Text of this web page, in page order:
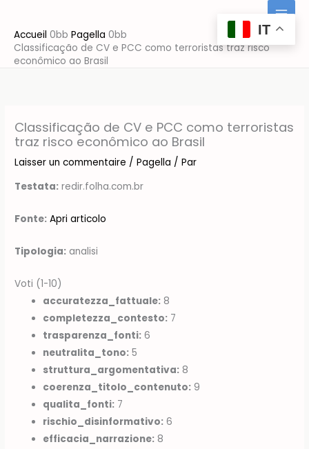
contenu
Accueil
Pagella
Classificação de CV e PCC como terroristas traz risco
econômico ao Brasil
Classificação de CV e PCC como terroristas
traz risco econômico ao Brasil
Laisser un commentaire /Pagella / Par
Testata: redir.folha.com.br
Fonte: Apri articolo
Tipologia: analisi
Voti (1-10)
accuratezza_fattuale: 8
completezza_contesto: 7
trasparenza_fonti: 6
neutralita_tono: 5
struttura_argomentativa: 8
coerenza_titolo_contenuto: 9
qualita_fonti: 7
rischio_disinformativo: 6
efficacia_narrazione: 8
IT